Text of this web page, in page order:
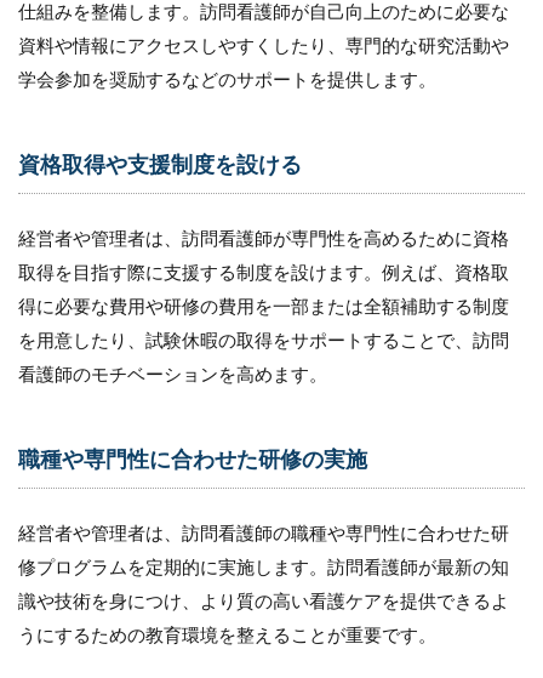
仕組みを整備します。訪問看護師が自己向上のために必要な
資料や情報にアクセスしやすくしたり、専門的な研究活動や
学会参加を奨励するなどのサポートを提供します。
資格取得や支援制度を設ける
経営者や管理者は、訪問看護師が専門性を高めるために資格
取得を目指す際に支援する制度を設けます。例えば、資格取
得に必要な費用や研修の費用を一部または全額補助する制度
を用意したり、試験休暇の取得をサポートすることで、訪問
看護師のモチベーションを高めます。
職種や専門性に合わせた研修の実施
経営者や管理者は、訪問看護師の職種や専門性に合わせた研
修プログラムを定期的に実施します。訪問看護師が最新の知
識や技術を身につけ、より質の高い看護ケアを提供できるよ
うにするための教育環境を整えることが重要です。